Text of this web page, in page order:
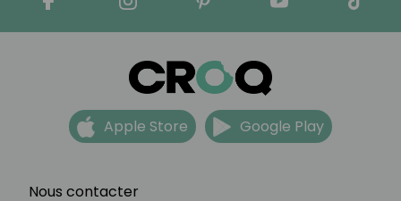
Nous contacter
Apple Store Google Play